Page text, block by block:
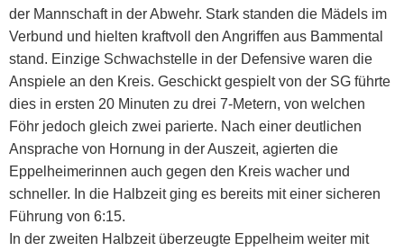
der Mannschaft in der Abwehr. Stark standen die Mädels im
Verbund und hielten kraftvoll den Angriffen aus Bammental
stand. Einzige Schwachstelle in der Defensive waren die
Anspiele an den Kreis. Geschickt gespielt von der SG führte
dies in ersten 20 Minuten zu drei 7-Metern, von welchen
Föhr jedoch gleich zwei parierte. Nach einer deutlichen
Ansprache von Hornung in der Auszeit, agierten die
Eppelheimerinnen auch gegen den Kreis wacher und
schneller. In die Halbzeit ging es bereits mit einer sicheren
Führung von 6:15.
In der zweiten Halbzeit überzeugte Eppelheim weiter mit